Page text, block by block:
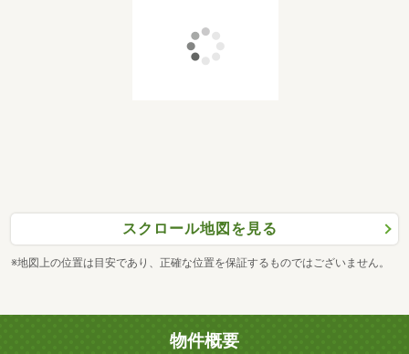
スクロール地図を見る
※地図上の位置は目安であり、正確な位置を保証するものではございません。
物件概要